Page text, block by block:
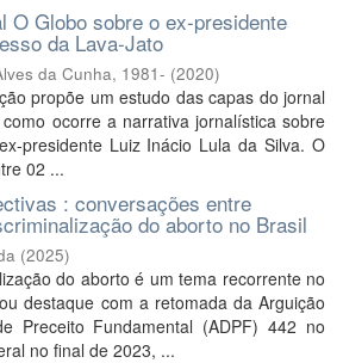
O Globo sobre o ex-presidente
da Lava-Jato
da Cunha, 1981- (2020)
propõe um estudo das capas do jornal
ocorre a narrativa jornalística sobre
presidente Luiz Inácio Lula da Silva. O
02 ...
: conversações entre
do aborto no Brasil
(2025)
do aborto é um tema recorrente no
destaque com a retomada da Arguição
Preceito Fundamental (ADPF) 442 no
no final de 2023, ...